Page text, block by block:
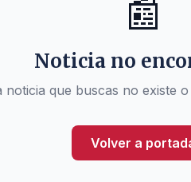
📰
Noticia no
noticia que buscas no existe
Volver a